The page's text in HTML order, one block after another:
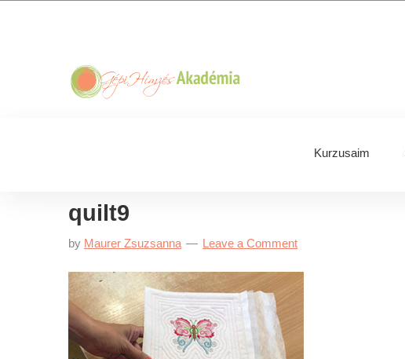
Kurzusaim
quilt9
by Maurer Zsuzsanna Leave a Comment